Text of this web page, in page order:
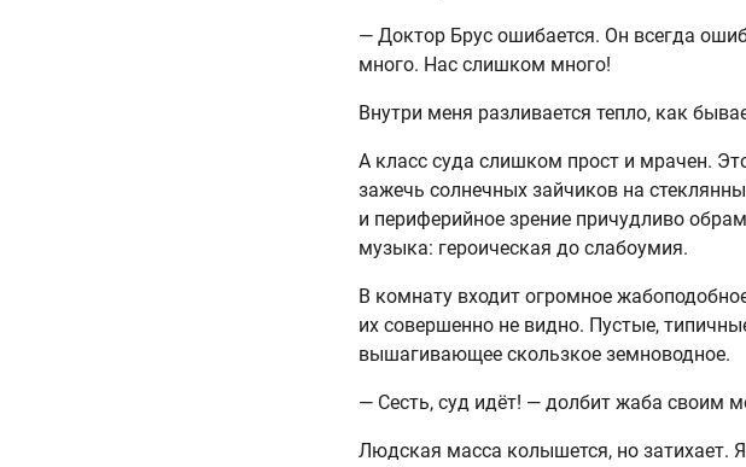
— Доктор Брус ошибается. Он всегда
много. Нас слишком много!
Внутри меня разливается тепло, как
А класс суда слишком прост и мрачен.
зажечь солнечных зайчиков на
и периферийное зрение причудливо
музыка: героическая до слабоумия.
В комнату входит огромное
их совершенно не видно. Пустые,
вышагивающее скользкое земноводное.
— Сесть, суд идёт! — долбит жаба своим
Людская масса колышется, но затихает.